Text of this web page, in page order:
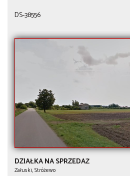
DS-38556
DZIAŁKA NA SPRZEDAŻ
Załuski, Stróżewo